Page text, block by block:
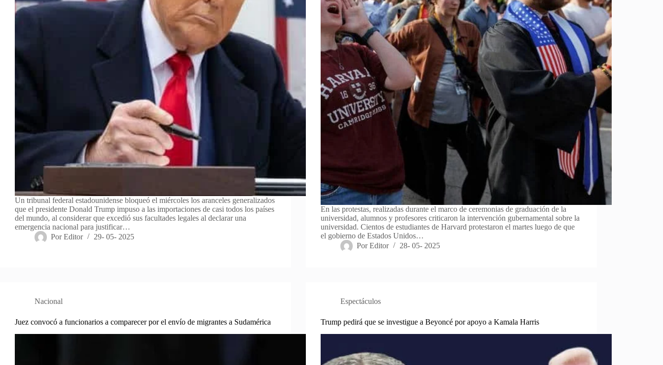
Un tribunal federal estadounidense bloqueó el miércoles los aranceles generalizados
que el presidente Donald Trump impuso a las importaciones de casi todos los países
del mundo, al considerar que excedió sus facultades legales al declarar una
emergencia nacional para justificar…
Por Editor 29- 05- 2025
En las protestas, realizadas durante el marco de ceremonias de graduación de la
universidad, alumnos y profesores criticaron la intervención gubernamental sobre la
universidad. Cientos de estudiantes de Harvard protestaron el martes luego de que
el gobierno de Estados Unidos…
Por Editor 28- 05- 2025
Nacional
Juez convocó a funcionarios a comparecer por el envío de migrantes a Sudamérica
Espectáculos
Trump pedirá que se investigue a Beyoncé por apoyo a Kamala Harris